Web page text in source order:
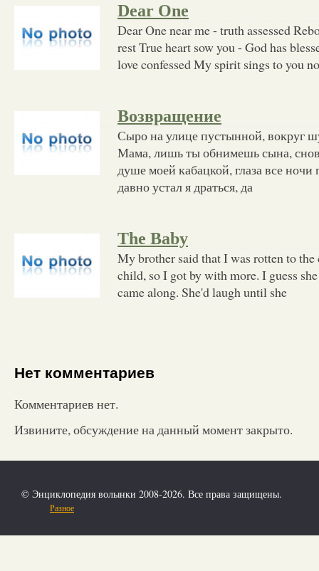
Dear One
Dear One near me - truth assessed
rest True heart sow you - God has
love confessed My spirit sings to you
Возвращение
Сыро на улице пустынной, вокруг
Мама, лишь ты обнимешь сына,
душе моей кабацкой, глаза все
давно устал я драться, да
The Baby
My brother said that I was rotten to the
child, so I got by with more. I guess
came along. She'd laugh until she
Нет комментариев
Комментариев нет.
Извините, обсуждение на данный момент закрыто.
© Энциклопедия волынки 2008-2026. Все права защищены.
Разное